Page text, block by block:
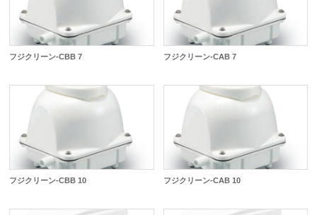
フジクリーン-CBB 7 フジクリーン-CAB 7
フジクリーン-CBB 10 フジクリーン-CAB 10